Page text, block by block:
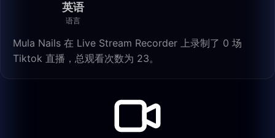
英语
语言
Mula Nails 在 Live Stream Recorder 上录制了 0 场
Tiktok 直播，总观看次数为 23。